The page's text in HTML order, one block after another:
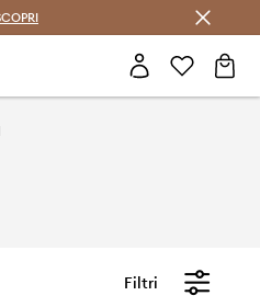
Answear Club >
Filtri